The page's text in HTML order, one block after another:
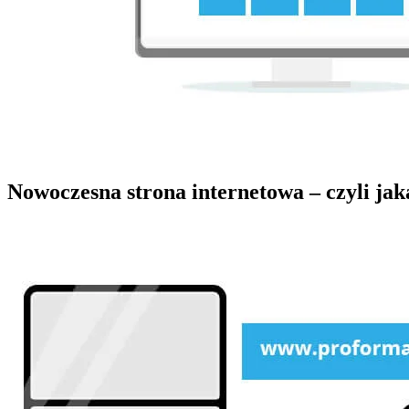
Nowoczesna strona internetowa – czyli